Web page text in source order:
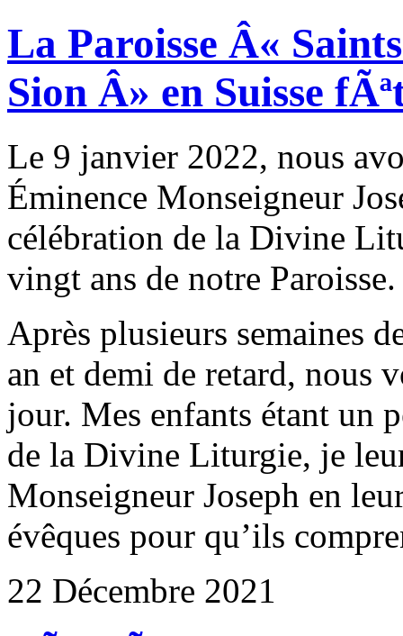
La Paroisse Â«
Sion Â» en Suisse
Le 9 janvier 2022, nous
Éminence Monseigneur
célébration de la Divine
vingt ans de notre Paroisse.
Après plusieurs semaines
an et demi de retard, nous
jour. Mes enfants étant un
de la Divine Liturgie, je
Monseigneur Joseph en
évêques pour qu’ils
22 Décembre 2021